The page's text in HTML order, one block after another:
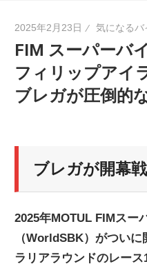
2025年2月23日 気になるバ
FIM スーパーバ
フィリップアイ
ブレガが圧倒的
ブレガが開幕
2025年MOTUL FIMスー
（WorldSBK）がつい
ラリアラウンドのレー